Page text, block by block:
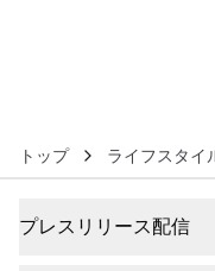
トップ ライフスタイ
プレスリリース配信